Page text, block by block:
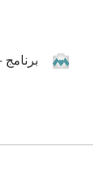
برنامج -